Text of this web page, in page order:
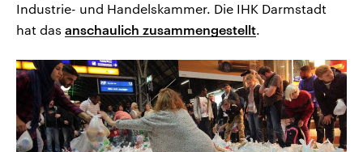
Industrie- und Handelskammer. Die IHK Darmstadt
hat das anschaulich zusammengestellt.